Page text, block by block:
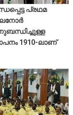
പ്രഥമ
1910-ലാണ്